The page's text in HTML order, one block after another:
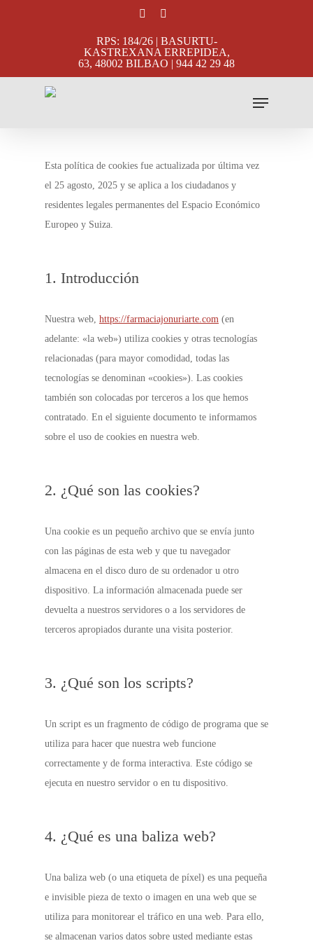
RPS: 184/26 | BASURTU-
KASTREXANA ERREPIDEA,
63, 48002 BILBAO | 944 42 29 48
Menu
Esta política de cookies fue actualizada por última vez
el 25 agosto, 2025 y se aplica a los ciudadanos y
residentes legales permanentes del Espacio Económico
Europeo y Suiza.
1. Introducción
Nuestra web, https://farmaciajonuriarte.com (en
adelante: «la web») utiliza cookies y otras tecnologías
relacionadas (para mayor comodidad, todas las
tecnologías se denominan «cookies»). Las cookies
también son colocadas por terceros a los que hemos
contratado. En el siguiente documento te informamos
sobre el uso de cookies en nuestra web.
2. ¿Qué son las cookies?
Una cookie es un pequeño archivo que se envía junto
con las páginas de esta web y que tu navegador
almacena en el disco duro de su ordenador u otro
dispositivo. La información almacenada puede ser
devuelta a nuestros servidores o a los servidores de
terceros apropiados durante una visita posterior.
3. ¿Qué son los scripts?
Un script es un fragmento de código de programa que se
utiliza para hacer que nuestra web funcione
correctamente y de forma interactiva. Este código se
ejecuta en nuestro servidor o en tu dispositivo.
4. ¿Qué es una baliza web?
Una baliza web (o una etiqueta de píxel) es una pequeña
e invisible pieza de texto o imagen en una web que se
utiliza para monitorear el tráfico en una web. Para ello,
se almacenan varios datos sobre usted mediante estas